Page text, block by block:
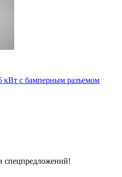
кВт с бамперным разъемом
спецпредложений!